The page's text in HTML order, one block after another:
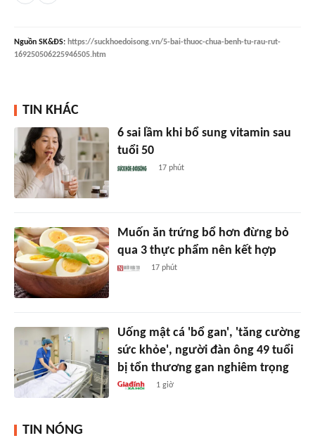
Nguồn SK&ĐS: https://suckhoedoisong.vn/5-bai-thuoc-chua-benh-tu-rau-rut-
169250506225946505.htm
TIN KHÁC
6 sai lầm khi bổ sung vitamin sau
tuổi 50
17 phút
Muốn ăn trứng bổ hơn đừng bỏ
qua 3 thực phẩm nên kết hợp
17 phút
Uống mật cá 'bổ gan', 'tăng cường
sức khỏe', người đàn ông 49 tuổi
bị tổn thương gan nghiêm trọng
1 giờ
TIN NÓNG